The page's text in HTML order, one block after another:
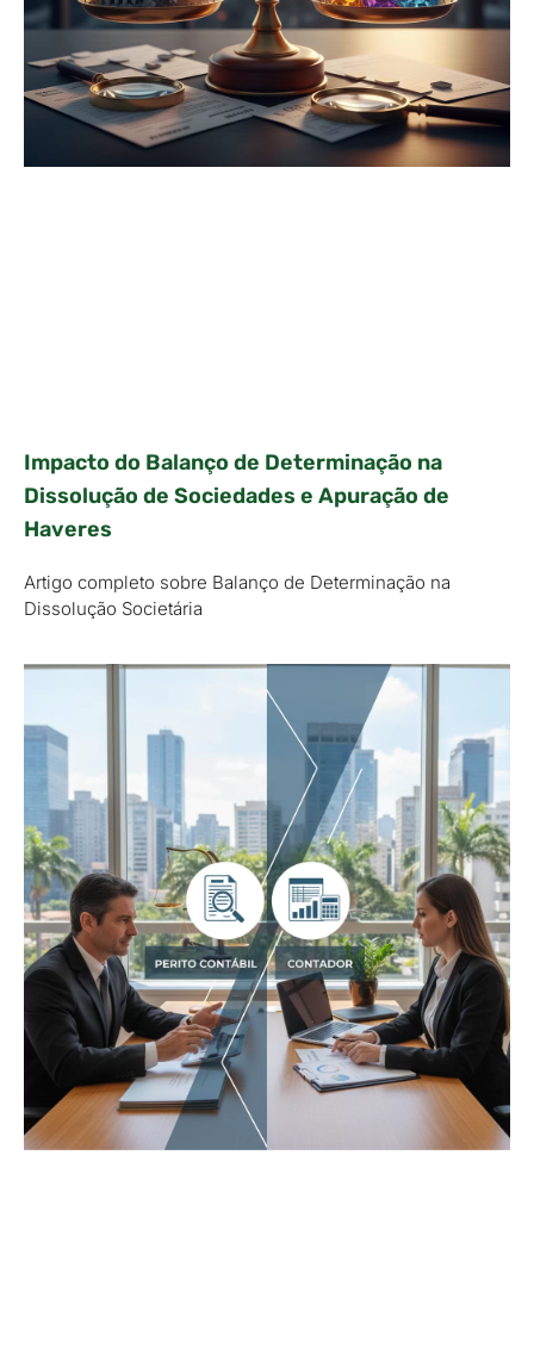
Impacto do Balanço de Determinação na
Dissolução de Sociedades e Apuração de
Haveres
Artigo completo sobre Balanço de Determinação na
Dissolução Societária